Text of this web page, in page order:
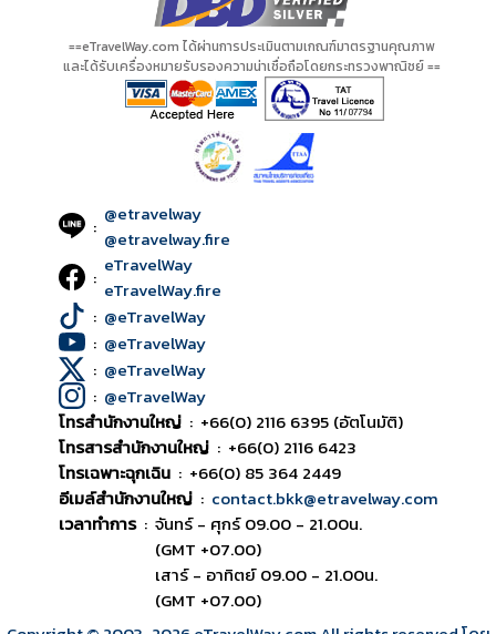
==eTravelWay.com ได้ผ่านการประเมินตามเกณฑ์มาตรฐานคุณภาพ
และได้รับเครื่องหมายรับรองความน่าเชื่อถือโดยกระทรวงพาณิชย์ ==
: @etravelway
@etravelway.fire
: eTravelWay
eTravelWay.fire
: @eTravelWay
: @eTravelWay
: @eTravelWay
: @eTravelWay
โทรสำนักงานใหญ่ : +66(0) 2116 6395 (อัตโนมัติ)
โทรสารสำนักงานใหญ่ : +66(0) 2116 6423
โทรเฉพาะฉุกเฉิน : +66(0) 85 364 2449
อีเมล์สำนักงานใหญ่ : contact.bkk@etravelway.com
เวลาทำการ : จันทร์ - ศุกร์ 09.00 - 21.00น.
(GMT +07.00)
เสาร์ - อาทิตย์ 09.00 - 21.00น.
(GMT +07.00)